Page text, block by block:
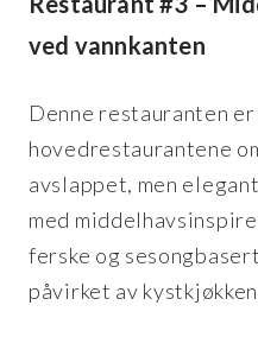
ved vannkanten
Denne restauranten
hovedrestaurantene
avslappet, men
med
ferske og
påvirket av